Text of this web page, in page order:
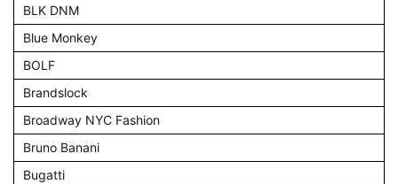
BLK DNM
Blue Monkey
BOLF
Brandslock
Broadway NYC Fashion
Bruno Banani
Bugatti